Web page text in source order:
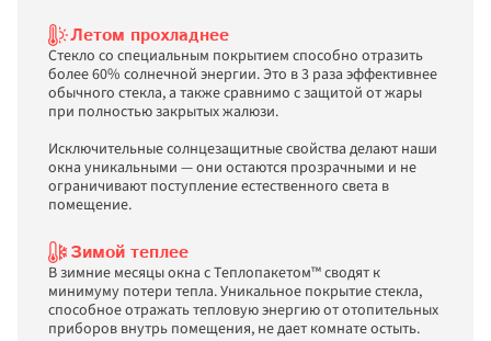
Летом прохладнее
Стекло со специальным покрытием способно отразить
более 60% солнечной энергии. Это в 3 раза эффективнее
обычного стекла, а также сравнимо с защитой от жары
при полностью закрытых жалюзи.
Исключительные солнцезащитные свойства делают наши
окна уникальными — они остаются прозрачными и не
ограничивают поступление естественного света в
Зимой теплее
В зимние месяцы окна с Теплопакетом™ сводят к
минимуму потери тепла. Уникальное покрытие стекла,
способное отражать тепловую энергию от отопительных
приборов внутрь помещения, не дает комнате остыть.